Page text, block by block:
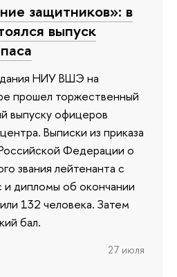
защитников»: в
выпуск
НИУ ВШЭ на
прошел торжественный
выпуску офицеров
Выписки из приказа
Федерации о
звания лейтенанта с
и дипломы об окончании
132 человека. Затем
бал.
27 июля